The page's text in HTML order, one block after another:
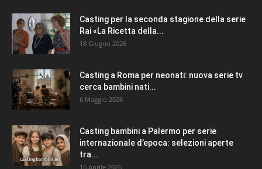
Casting per la seconda stagione della serie
Rai «La Ricetta della...
18 Giugno 2026
Casting a Roma per neonati: nuova serie tv
cerca bambini nati...
6 Maggio 2026
Casting bambini a Palermo per serie
internazionale d’epoca: selezioni aperte
tra...
16 Aprile 2026